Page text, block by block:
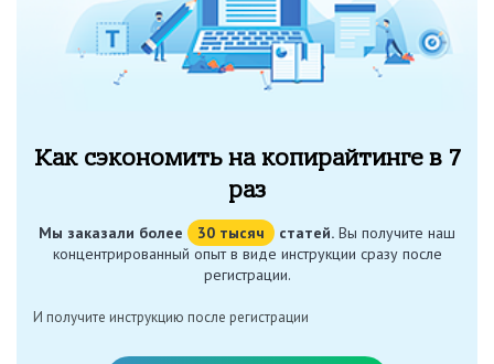
Как сэкономить на копирайтинге в 7
раз
Мы заказали более 30 тысяч статей. Вы получите наш
концентрированный опыт в виде инструкции сразу после
регистрации.
И получите инструкцию после регистрации